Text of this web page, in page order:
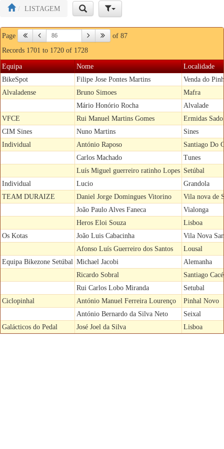
LISTAGEM
Page
of 87
Records 1701 to 1720 of 1728
Equipa Nome
Localidade
BikeSpot
Filipe Jose Pontes Martins
Venda do
Alvaladense
Bruno Simoes
Mafra
Mário Honório Rocha
Alvalade
VFCE
Rui Manuel Martins Gomes
Ermidas Sado
CIM Sines
Nuno Martins
Sines
Individual
António Raposo
Santiago Do
Carlos Machado
Tunes
Luís Miguel guerreiro ratinho Lopes Setúbal
Individual
Lucio
Grandola
TEAM DURAIZE
Daniel Jorge Domingues Vitorino
Vila nova de
João Paulo Alves Faneca
Vialonga
Heros Eloi Souza
Lisboa
Os Kotas
João Luis Cabacinha
Vila Nova
Afonso Luís Guerreiro dos Santos
Lousal
Equipa Bikezone Setúbal Michael Jacobi
Alemanha
Ricardo Sobral
Santiago
Rui Carlos Lobo Miranda
Setubal
Ciclopinhal
António Manuel Ferreira Lourenço
Pinhal Novo
António Bernardo da Silva Neto
Seixal
Galácticos do Pedal
José Joel da Silva Lisboa